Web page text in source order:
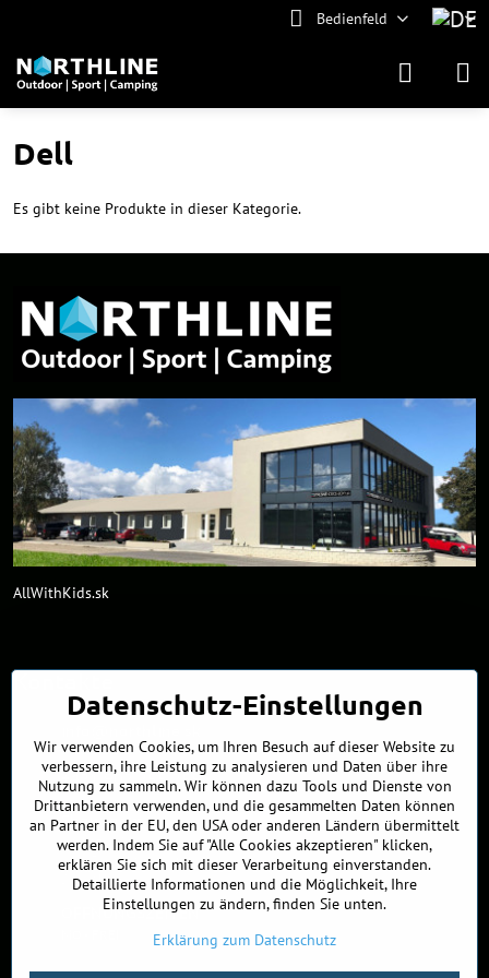
Bedienfeld
Dell
Es gibt keine Produkte in dieser Kategorie.
AllWithKids.sk
Kontakte
+421 902 255 255
Showroom
Nádražná 34/A
90027 Ivánka pri Dunaji
Slowakei
ÖFFNUNGSZEITEN
9:00 - 16:00
Datenschutz-Einstellungen
Wir verwenden Cookies, um Ihren Besuch auf dieser Website zu
verbessern, ihre Leistung zu analysieren und Daten über ihre
Nutzung zu sammeln. Wir können dazu Tools und Dienste von
Drittanbietern verwenden, und die gesammelten Daten können
an Partner in der EU, den USA oder anderen Ländern übermittelt
werden. Indem Sie auf "Alle Cookies akzeptieren" klicken,
erklären Sie sich mit dieser Verarbeitung einverstanden.
Detaillierte Informationen und die Möglichkeit, Ihre
Einstellungen zu ändern, finden Sie unten.
Erklärung zum Datenschutz